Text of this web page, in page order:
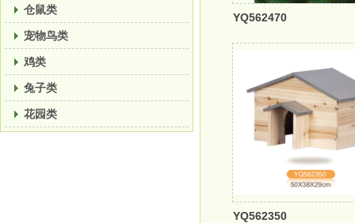
仓鼠类
宠物鸟类
鸡类
兔子类
花园类
YQ562470
YQ562350